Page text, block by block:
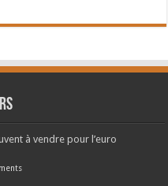
à vendre pour l’euro